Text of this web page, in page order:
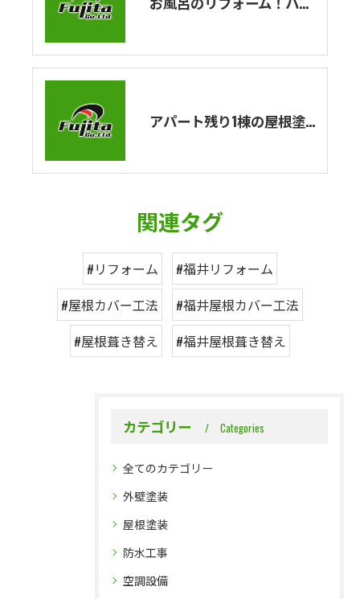
アパート残り1棟の屋根塗装・外壁塗装工事が完了しました！
関連タグ
#リフォーム
#福井リフォーム
#屋根カバー工法
#福井屋根カバー工法
#屋根葺き替え
#福井屋根葺き替え
カテゴリー Categories
全てのカテゴリー
外壁塗装
屋根塗装
防水工事
空調設備